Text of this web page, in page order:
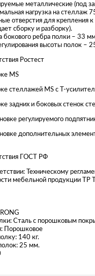
металлические (под
нагрузка на стеллаж
отверстия для крепления к
сборку и разборку).
бокового ребра полки – 33
высоты полок –
Ростест
MS
стеллажей MS с Т-
задних и боковых стенок
регулируемого
дополнительных
ГОСТ РФ
Техническому
мебельной продукции
Сталь с порошковым
Порошковое
140 кг.
25 мм.